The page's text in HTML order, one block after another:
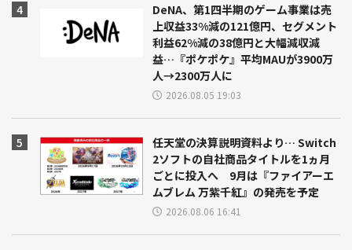
DeNA、第1四半期のゲーム事業は売
上収益33%減の121億円、セグメント
利益62%減の38億円と大幅減収減
益…『ポケポケ』平均MAUが3900万
人→2300万人に
2026.08.05 19:03
任天堂の決算説明資料より… Switch
2ソフトの自社商品タイトルを1ヵ月
ごとに投入へ 9月は『ファイアーエ
ムブレム 万紫千紅』の発売を予定
2026.08.06 16:41